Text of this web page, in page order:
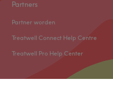
Partners
Partner worden
Treatwell Connect Help Centre
Treatwell Pro Help Center